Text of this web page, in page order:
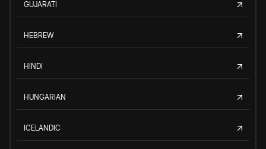
GUJARATI
HEBREW
HINDI
HUNGARIAN
ICELANDIC